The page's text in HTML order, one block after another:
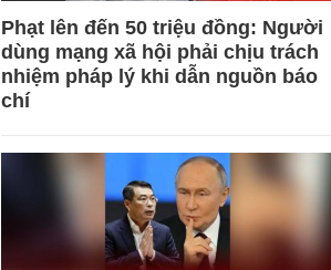
Phạt lên đến 50 triệu đồng: Người
dùng mạng xã hội phải chịu trách
nhiệm pháp lý khi dẫn nguồn báo
chí